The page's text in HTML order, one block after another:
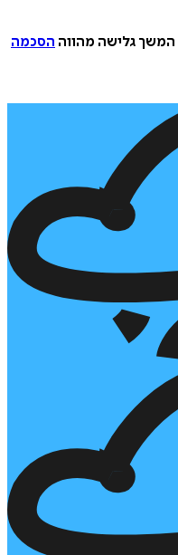
המשך גלישה מהווה הסכמה